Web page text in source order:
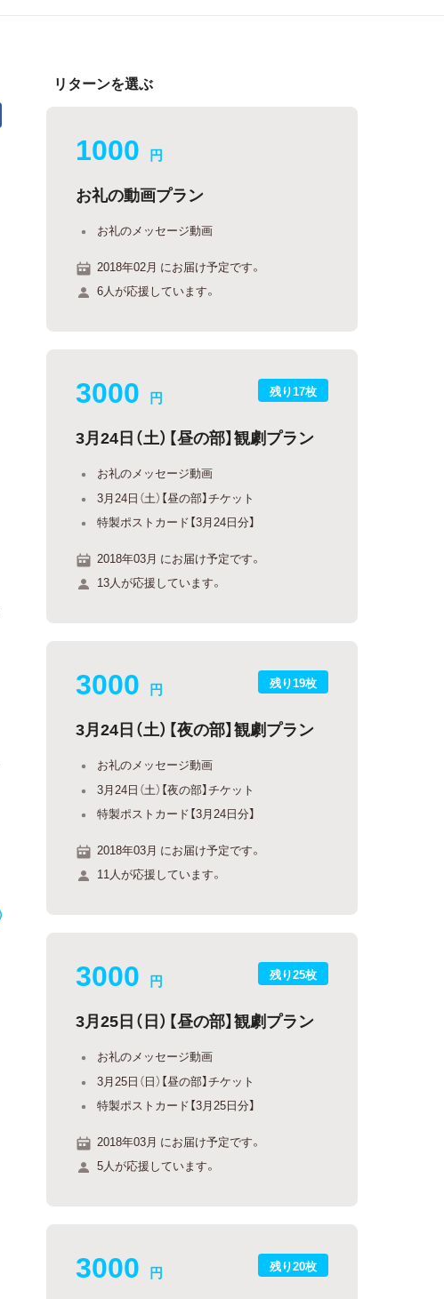
リターンを選ぶ
1000 円
お礼の動画プラン
お礼のメッセージ動画
2018年02月 にお届け予定です。
6人が応援しています。
残り17枚
3000 円
3月24日（土）【昼の部】観劇プラン
お礼のメッセージ動画
3月24日（土）【昼の部】チケット
特製ポストカード【3月24日分】
2018年03月 にお届け予定です。
13人が応援しています。
残り19枚
3000 円
3月24日（土）【夜の部】観劇プラン
お礼のメッセージ動画
3月24日（土）【夜の部】チケット
特製ポストカード【3月24日分】
2018年03月 にお届け予定です。
11人が応援しています。
残り25枚
3000 円
3月25日（日）【昼の部】観劇プラン
お礼のメッセージ動画
3月25日（日）【昼の部】チケット
特製ポストカード【3月25日分】
2018年03月 にお届け予定です。
5人が応援しています。
残り20枚
3000 円